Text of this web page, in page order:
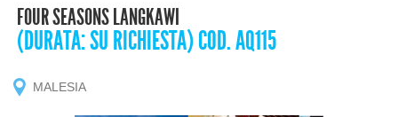
FOUR SEASONS LANGKAWI
(DURATA: SU RICHIESTA) COD. AQ115
MALESIA